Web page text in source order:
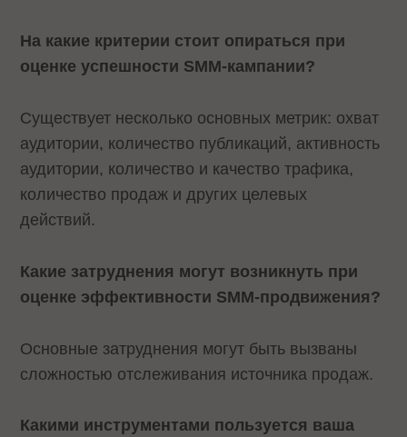
На какие критерии стоит опираться при
оценке успешности SMM-кампании?
Существует несколько основных метрик: охват
аудитории, количество публикаций, активность
аудитории, количество и качество трафика,
количество продаж и других целевых
действий.
Какие затруднения могут возникнуть при
оценке эффективности SMM-продвижения?
Основные затруднения могут быть вызваны
сложностью отслеживания источника продаж.
Какими инструментами пользуется ваша